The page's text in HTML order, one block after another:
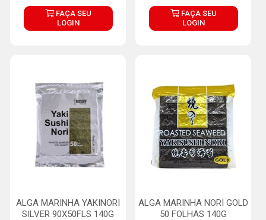
FAÇA SEU
LOGIN
FAÇA SEU
LOGIN
ALGA MARINHA YAKINORI
SILVER 90X50FLS 140G
ALGA MARINHA NORI GOLD
50 FOLHAS 140G